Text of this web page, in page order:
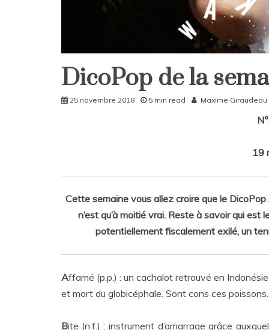
DicoPop
DicoPop de la
25 novembre 2018 5 min read Maxime Giraudeau
19
Cette semaine vous allez croire que le
n’est qu’à moitié vrai. Reste à savoir qui est
potentiellement fiscalement exilé, un
Affamé (p.p.) : un cachalot retrouvé en
et mort du globicéphale. Sont cons ces poissons.
Bite (n.f.) : instrument d’amarrage grâce